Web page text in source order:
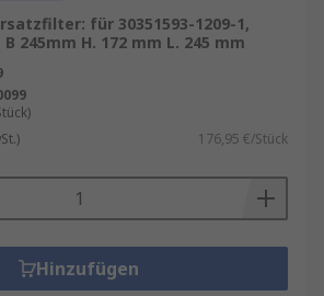
für 30351593-1209-1,
B 245mm H. 172 mm L. 245 mm
176,95 €/Stück
Hinzufügen